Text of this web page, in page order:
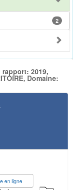
2
2019,
Domaine:
en ligne